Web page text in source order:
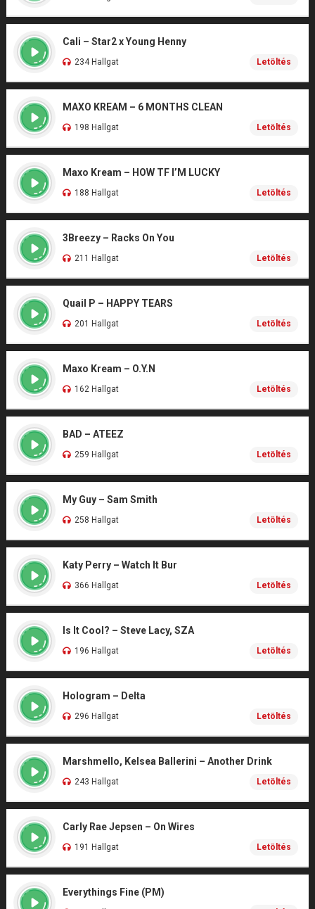
Cali – Star2 x Young Henny
234 Hallgat Letöltés
MAXO KREAM – 6 MONTHS CLEAN
198 Hallgat Letöltés
Maxo Kream – HOW TF I’M LUCKY
188 Hallgat Letöltés
3Breezy – Racks On You
211 Hallgat Letöltés
Quail P – HAPPY TEARS
201 Hallgat Letöltés
Maxo Kream – O.Y.N
162 Hallgat Letöltés
BAD – ATEEZ
259 Hallgat Letöltés
My Guy – Sam Smith
258 Hallgat Letöltés
Katy Perry – Watch It Bur
366 Hallgat Letöltés
Is It Cool? – Steve Lacy, SZA
196 Hallgat Letöltés
Hologram – Delta
296 Hallgat Letöltés
Marshmello, Kelsea Ballerini – Another Drink
243 Hallgat Letöltés
Carly Rae Jepsen – On Wires
191 Hallgat Letöltés
Everythings Fine (PM)